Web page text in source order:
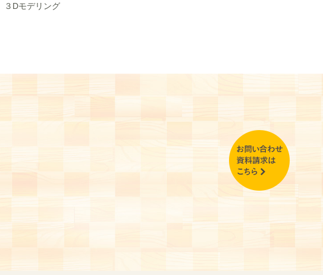
３Dモデリング